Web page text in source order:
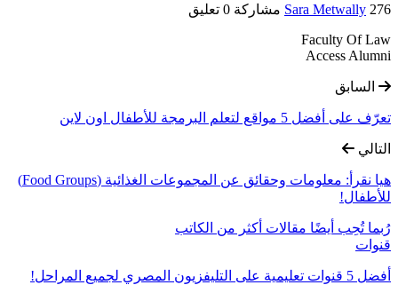
Sara Metwally 276 مشاركة
0 تعليق
Faculty Of Law
Access Alumni
السابق
تعرّف على أفضل 5 مواقع لتعلم البرمجة للأطفال اون لاين
التالي
هيا نقرأ: معلومات وحقائق عن المجموعات الغذائية (Food Groups)
للأطفال!
رُبما تُحِب أيضًا مقالات أكثر من الكاتب
قنوات
أفضل 5 قنوات تعليمية على التليفزيون المصري لجميع المراحل!